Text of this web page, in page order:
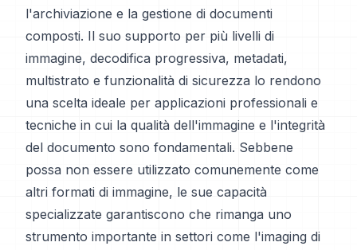
l'archiviazione e la gestione di documenti
composti. Il suo supporto per più livelli di
immagine, decodifica progressiva, metadati,
multistrato e funzionalità di sicurezza lo rendono
una scelta ideale per applicazioni professionali e
tecniche in cui la qualità dell'immagine e l'integrità
del documento sono fondamentali. Sebbene
possa non essere utilizzato comunemente come
altri formati di immagine, le sue capacità
specializzate garantiscono che rimanga uno
strumento importante in settori come l'imaging di